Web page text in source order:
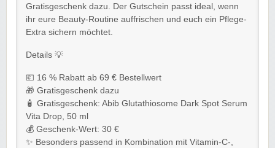
Gratisgeschenk dazu. Der Gutschein passt ideal, wenn
ihr eure Beauty-Routine auffrischen und euch ein Pflege-
Extra sichern möchtet.
Details 💡
💶 16 % Rabatt ab 69 € Bestellwert
🎁 Gratisgeschenk dazu
🧴 Gratisgeschenk: Abib Glutathiosome Dark Spot Serum
Vita Drop, 50 ml
💰 Geschenk-Wert: 30 €
✨ Besonders passend in Kombination mit Vitamin-C-,